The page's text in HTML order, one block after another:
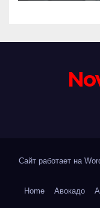
Сайт работает на
Home Авокадо